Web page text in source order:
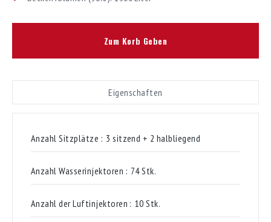
Zum Korb Geben
Eigenschaften
Anzahl Sitzplätze : 3 sitzend + 2 halbliegend
Anzahl Wasserinjektoren : 74 Stk.
Anzahl der Luftinjektoren : 10 Stk.